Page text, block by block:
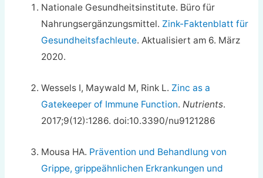
Nationale Gesundheitsinstitute. Büro für
Nahrungsergänzungsmittel. Zink-Faktenblatt für
Gesundheitsfachleute. Aktualisiert am 6. März
2020.
Wessels I, Maywald M, Rink L. Zinc as a
Gatekeeper of Immune Function.Nutrients.
2017;9(12):1286. doi:10.3390/nu9121286
Mousa HA. Prävention und Behandlung von
Grippe, grippeähnlichen Erkrankungen und